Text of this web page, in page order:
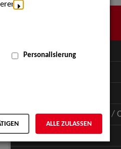
MENÜ
Schauspiel - Figur / Puppe /
Werbung - Talents
Personalisierung
ALLE ZULASSEN